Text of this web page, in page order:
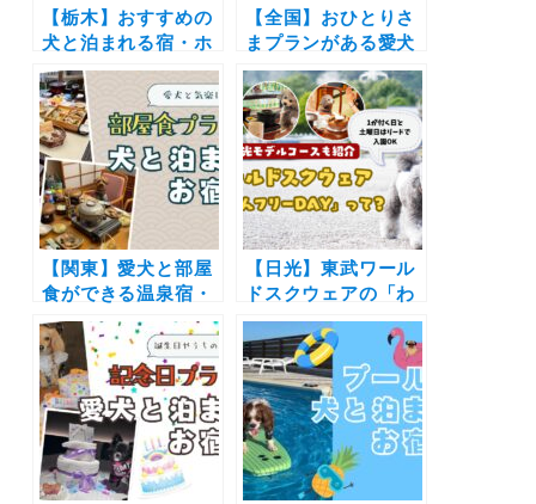
【栃木】おすすめの
犬と泊まれる宿・ホ
テル・ヴィラ20選 |
人気の那須や日光へ
愛犬と旅しよう♪
【全国】おひとりさ
まプランがある愛犬
同伴OKの宿10選！
部屋食や客室露天風
呂など一人旅歓迎の
施設を厳選（実際の
おでかけレポートあ
り）
【関東】愛犬と部屋
食ができる温泉宿・
ホテル10選！実際の
おでかけレポ付き |
ペット用露天風呂付
きやドッグラン付き
などドッグフレンド
リーな宿を厳選
【日光】東武ワール
ドスクウェアの「わ
んちゃんフリー
DAY」を愛犬と満喫
してきたよ！ペット
可の周辺観光施設も
たっぷり紹介